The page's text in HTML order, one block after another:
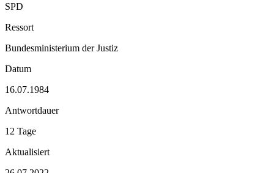
SPD
Ressort
Bundesministerium der Justiz
Datum
16.07.1984
Antwortdauer
12 Tage
Aktualisiert